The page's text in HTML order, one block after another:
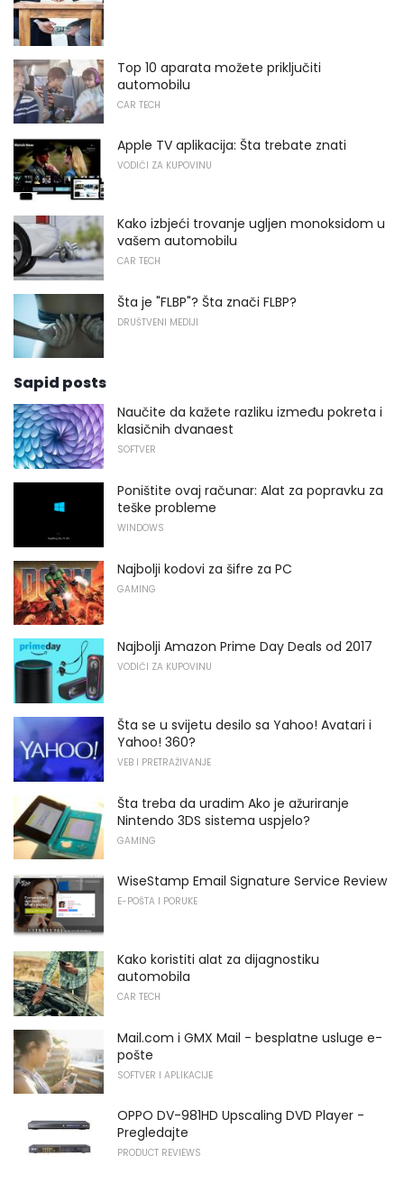
Top 10 aparata možete priključiti
automobilu
CAR TECH
Apple TV aplikacija: Šta trebate znati
VODIČI ZA KUPOVINU
Kako izbjeći trovanje ugljen monoksidom u
vašem automobilu
CAR TECH
Šta je "FLBP"? Šta znači FLBP?
DRUŠTVENI MEDIJI
Sapid posts
Naučite da kažete razliku između pokreta i
klasičnih dvanaest
SOFTVER
Poništite ovaj računar: Alat za popravku za
teške probleme
WINDOWS
Najbolji kodovi za šifre za PC
GAMING
Najbolji Amazon Prime Day Deals od 2017
VODIČI ZA KUPOVINU
Šta se u svijetu desilo sa Yahoo! Avatari i
Yahoo! 360?
VEB I PRETRAŽIVANJE
Šta treba da uradim Ako je ažuriranje
Nintendo 3DS sistema uspjelo?
GAMING
WiseStamp Email Signature Service Review
E-POŠTA I PORUKE
Kako koristiti alat za dijagnostiku
automobila
CAR TECH
Mail.com i GMX Mail - besplatne usluge e-
pošte
SOFTVER I APLIKACIJE
OPPO DV-981HD Upscaling DVD Player -
Pregledajte
PRODUCT REVIEWS